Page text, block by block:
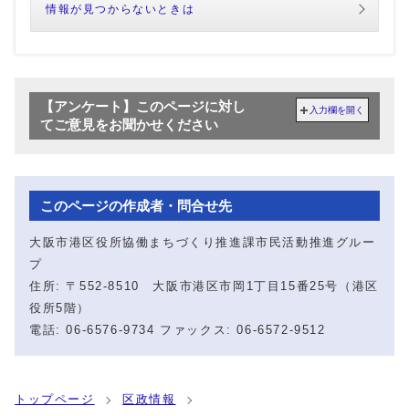
情報が見つからないときは
【アンケート】このページに対し
てご意見をお聞かせください
入力欄を開く
このページの作成者・問合せ先
大阪市港区役所協働まちづくり推進課市民活動推進グルー
プ
住所: 〒552-8510 大阪市港区市岡1丁目15番25号（港区
役所5階）
電話: 06-6576-9734 ファックス: 06-6572-9512
トップページ 区政情報